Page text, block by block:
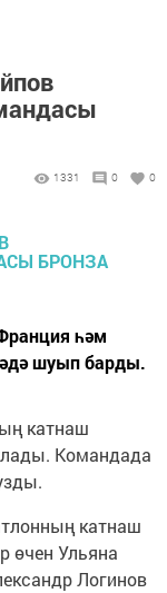
1331 0 0
һәм
шуып барды.
катнаш
Командада
катнаш
өчен Ульяна
Логинов